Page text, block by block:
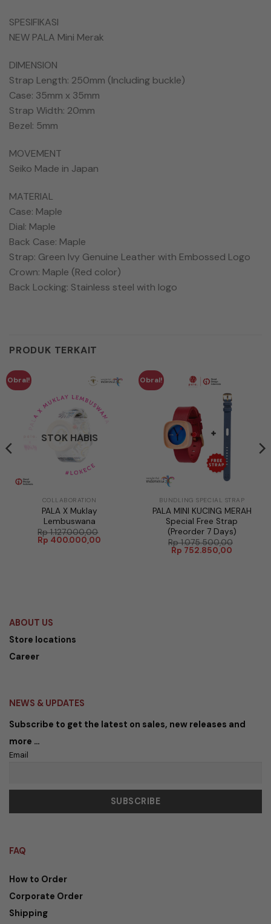
SPESIFIKASI
NEW PALA Mini Merak
DIMENSION
Strap Length: 250mm (Including buckle)
Case: 35mm x 35mm
Strap Width: 20mm
Bezel: 5mm
MOVEMENT
Seiko Made in Japan
MATERIAL
Case: Maple
Dial: Maple
Back Case: Maple
Strap: Green Ivy Genuine Leather with Embossed Logo
Crown: Maple (Red color)
Back Locking: Stainless steel with logo
PRODUK TERKAIT
Obral!
STOK HABIS
COLLABORATION
PALA X Muklay
Lembuswana
Rp1.127.000,00
Harga
aslinya
Rp 400.000,00
Obral!
BUNDLING SPECIAL STRAP
PALA MINI KUCING MERAH
Special Free Strap
(Preorder 7 Days)
Rp1.075.500,00
Harga
aslinya
Rp 752.850,00
ABOUT US
Store locations
Career
NEWS & UPDATES
Subscribe to get the latest on sales, new releases and
more …
Email
FAQ
How to Order
Corporate Order
Shipping